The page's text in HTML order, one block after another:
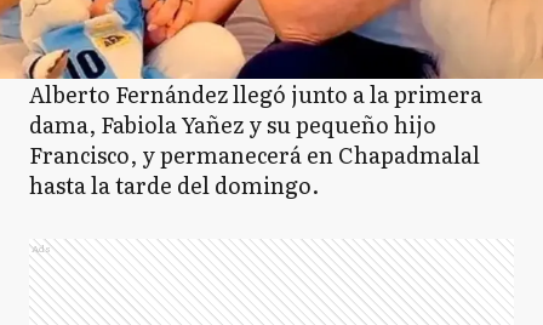
Alberto Fernández llegó junto a la primera
dama, Fabiola Yañez y su pequeño hijo
Francisco, y permanecerá en Chapadmalal
hasta la tarde del domingo.
Ads